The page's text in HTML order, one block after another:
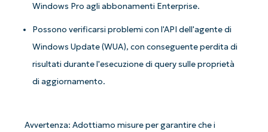
Windows Pro agli abbonamenti Enterprise.
Possono verificarsi problemi con l'API dell'agente di
Windows Update (WUA), con conseguente perdita di
risultati durante l'esecuzione di query sulle proprietà
di aggiornamento.
Avvertenza: Adottiamo misure per garantire che i
Iniziate con le analisi KB guidate
dall'AI di NinjaOne!
Non è richiesta alcuna carta di credito e si ha
accesso completo a tutte le funzionalità.
name*